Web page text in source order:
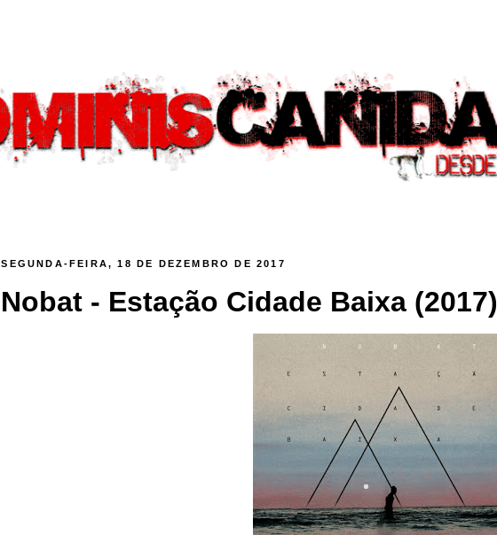
SEGUNDA-FEIRA, 18 DE DEZEMBRO DE 2017
Nobat - Estação Cidade Baixa (2017)